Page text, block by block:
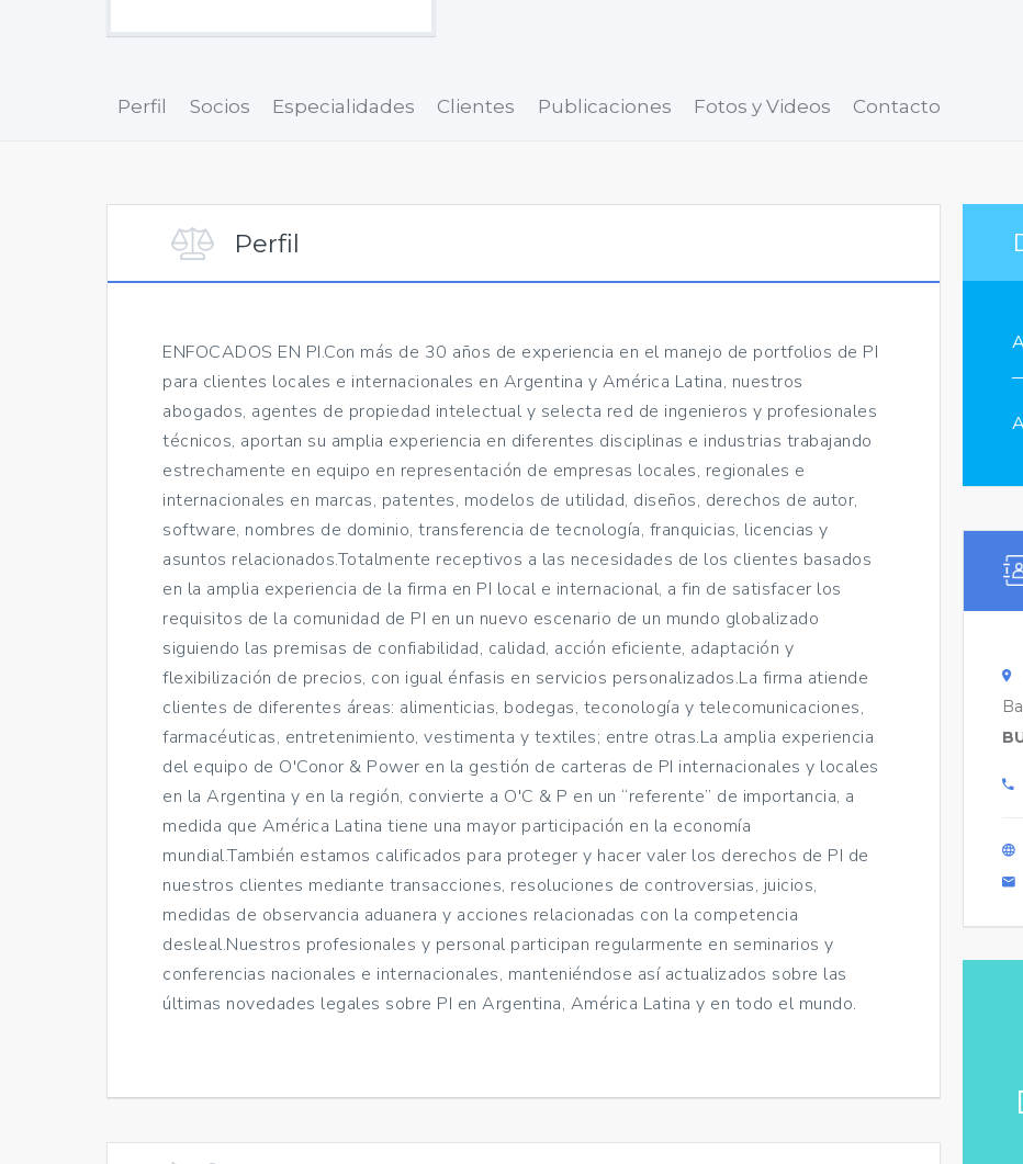
Perfil Socios Especialidades Clientes Publicaciones Fotos y Videos Contacto
Perfil
ENFOCADOS EN PI.Con más de 30 años de experiencia en el manejo de portfolios de PI
para clientes locales e internacionales en Argentina y América Latina, nuestros
abogados, agentes de propiedad intelectual y selecta red de ingenieros y profesionales
técnicos, aportan su amplia experiencia en diferentes disciplinas e industrias trabajando
estrechamente en equipo en representación de empresas locales, regionales e
internacionales en marcas, patentes, modelos de utilidad, diseños, derechos de autor,
software, nombres de dominio, transferencia de tecnología, franquicias, licencias y
asuntos relacionados.Totalmente receptivos a las necesidades de los clientes basados
en la amplia experiencia de la firma en PI local e internacional, a fin de satisfacer los
requisitos de la comunidad de PI en un nuevo escenario de un mundo globalizado
siguiendo las premisas de confiabilidad, calidad, acción eficiente, adaptación y
flexibilización de precios, con igual énfasis en servicios personalizados.La firma atiende
clientes de diferentes áreas: alimenticias, bodegas, teconología y telecomunicaciones,
farmacéuticas, entretenimiento, vestimenta y textiles; entre otras.La amplia experiencia
del equipo de O'Conor & Power en la gestión de carteras de PI internacionales y locales
en la Argentina y en la región, convierte a O'C & P en un “referente” de importancia, a
medida que América Latina tiene una mayor participación en la economía
mundial.También estamos calificados para proteger y hacer valer los derechos de PI de
nuestros clientes mediante transacciones, resoluciones de controversias, juicios,
medidas de observancia aduanera y acciones relacionadas con la competencia
desleal.Nuestros profesionales y personal participan regularmente en seminarios y
conferencias nacionales e internacionales, manteniéndose así actualizados sobre las
últimas novedades legales sobre PI en Argentina, América Latina y en todo el mundo.